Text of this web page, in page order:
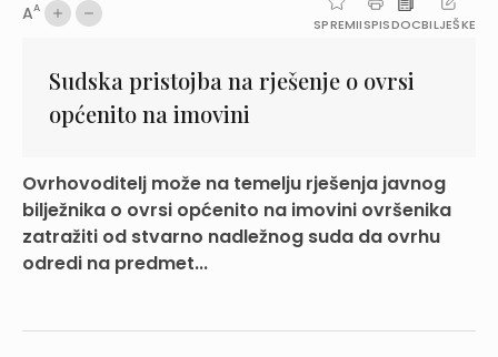
AA
SPREMIISPISDOCBILJEŠKE
Sudska pristojba na rješenje o ovrsi
općenito na imovini
Ovrhovoditelj može na temelju rješenja javnog
bilježnika o ovrsi općenito na imovini ovršenika
zatražiti od stvarno nadležnog suda da ovrhu
odredi na predmet...